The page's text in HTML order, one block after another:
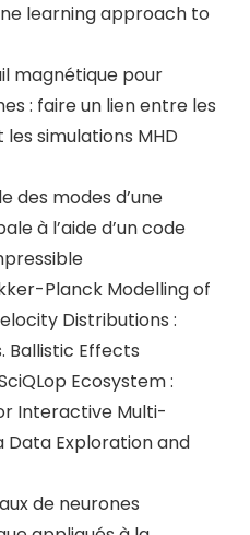
learning approach to
magnétique pour
: faire un lien entre les
simulations MHD
des modes d’une
à l’aide d’un code
Planck Modelling of
Distributions :
Ballistic Effects
Ecosystem :
Interactive Multi-
Data Exploration and
de neurones